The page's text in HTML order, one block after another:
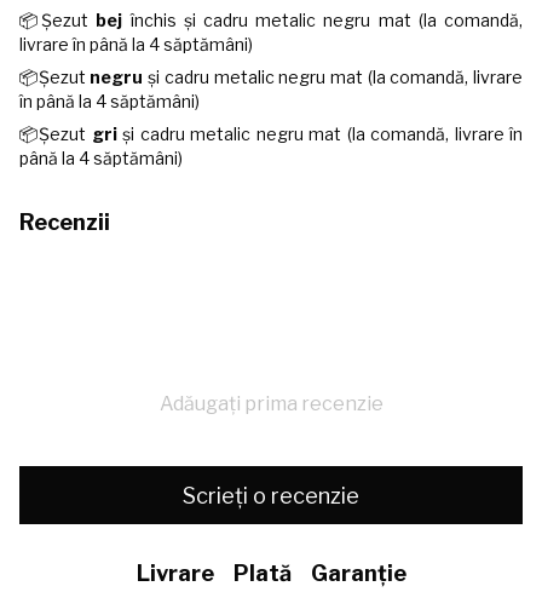
📦Șezut bejînchis și cadru metalic negru mat (la comandă,
livrare în până la 4 săptămâni)
📦Șezut negruși cadru metalic negru mat (la comandă, livrare
în până la 4 săptămâni)
📦Șezut griși cadru metalic negru mat (la comandă, livrare în
până la 4 săptămâni)
Recenzii
Adăugați prima recenzie
Scrieți o recenzie
Livrare Plată Garanție